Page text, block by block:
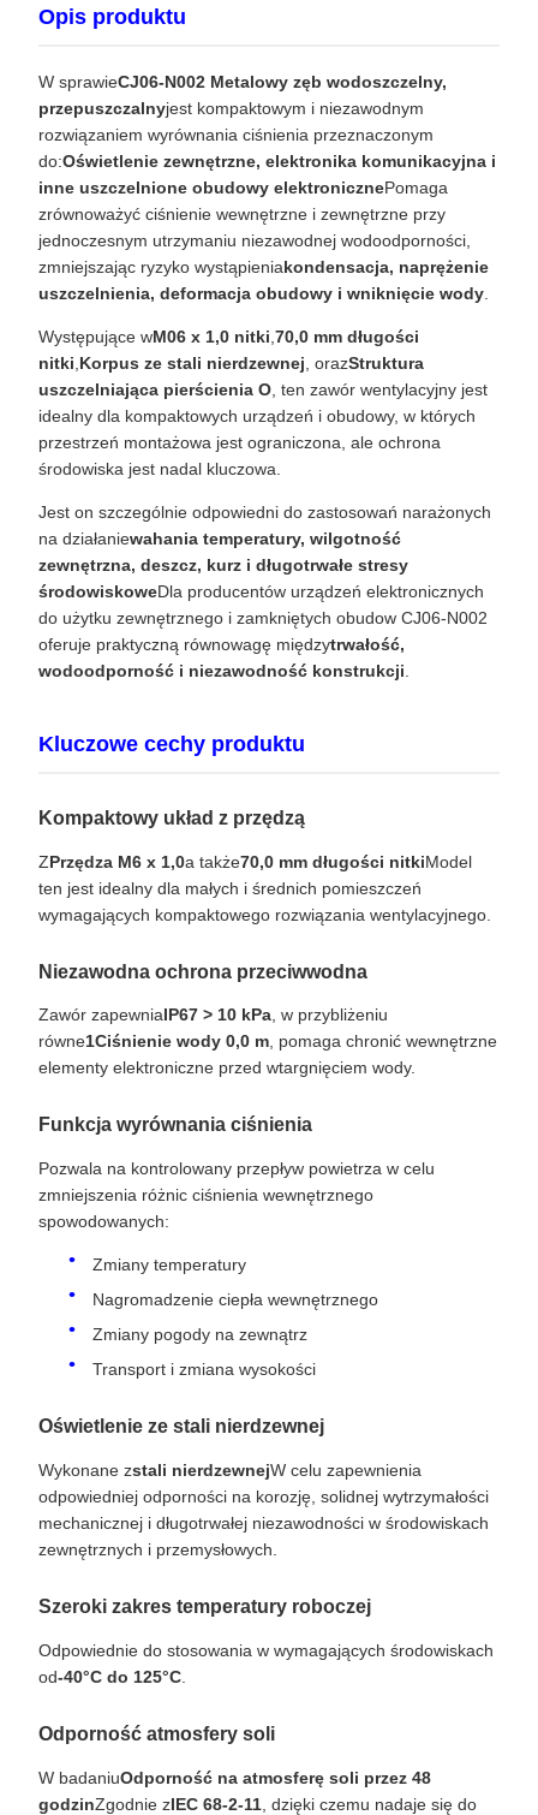
Opis produktu
W sprawieCJ06-N002 Metalowy zęb wodoszczelny,
przepuszczalnyjest kompaktowym i niezawodnym
rozwiązaniem wyrównania ciśnienia przeznaczonym
do:Oświetlenie zewnętrzne, elektronika komunikacyjna i
inne uszczelnione obudowy elektronicznePomaga
zrównoważyć ciśnienie wewnętrzne i zewnętrzne przy
jednoczesnym utrzymaniu niezawodnej wodoodporności,
zmniejszając ryzyko wystąpieniakondensacja, naprężenie
uszczelnienia, deformacja obudowy i wniknięcie wody
Występujące wM06 x 1,0 nitki 70,0 mm długości
nitki Korpus ze stali nierdzewnej , orazStruktura
uszczelniająca pierścienia O , ten zawór wentylacyjny jest
idealny dla kompaktowych urządzeń i obudowy, w których
przestrzeń montażowa jest ograniczona, ale ochrona
środowiska jest nadal kluczowa.
Jest on szczególnie odpowiedni do zastosowań narażonych
na działaniewahania temperatury, wilgotność
zewnętrzna, deszcz, kurz i długotrwałe stresy
środowiskoweDla producentów urządzeń elektronicznych
do użytku zewnętrznego i zamkniętych obudow CJ06-N002
oferuje praktyczną równowagę międzytrwałość,
wodoodporność i niezawodność konstrukcji
Kluczowe cechy produktu
Kompaktowy układ z przędzą
ZPrzędza M6 x 1,0a także70,0 mm długości nitkiModel
ten jest idealny dla małych i średnich pomieszczeń
wymagających kompaktowego rozwiązania wentylacyjnego.
Niezawodna ochrona przeciwwodna
Zawór zapewniaIP67 > 10 kPa, w przybliżeniu
równe1Ciśnienie wody 0,0 m, pomaga chronić wewnętrzne
elementy elektroniczne przed wtargnięciem wody.
Funkcja wyrównania ciśnienia
Pozwala na kontrolowany przepływ powietrza w celu
zmniejszenia różnic ciśnienia wewnętrznego
spowodowanych:
Zmiany temperatury
Nagromadzenie ciepła wewnętrznego
Zmiany pogody na zewnątrz
Transport i zmiana wysokości
Oświetlenie ze stali nierdzewnej
Wykonane zstali nierdzewnejW celu zapewnienia
odpowiedniej odporności na korozję, solidnej wytrzymałości
mechanicznej i długotrwałej niezawodności w środowiskach
zewnętrznych i przemysłowych.
Szeroki zakres temperatury roboczej
Odpowiednie do stosowania w wymagających środowiskach
od-40°C do 125°C
Odporność atmosfery soli
W badaniuOdporność na atmosferę soli przez 48
godzinZgodnie zIEC 68-2-11 , dzięki czemu nadaje się do